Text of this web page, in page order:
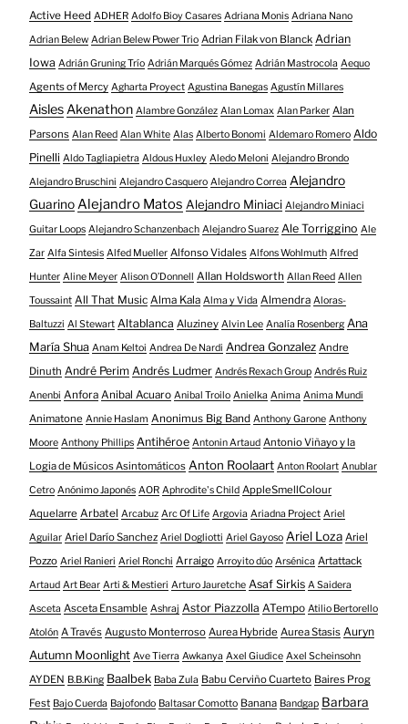
Active Heed ADHER Adolfo Bioy Casares Adriana Monis Adriana Nano
Adrian Belew Adrian Belew Power Trio Adrian Filak von Blanck Adrian
Iowa Adrián Gruning Trío Adrián Marqués Gómez Adrián Mastrocola Aequo
Agents of Mercy Agharta Proyect Agustina Banegas Agustín Millares
AislesAkenathon Alambre González Alan Lomax Alan Parker Alan
Parsons Alan Reed Alan White Alas Alberto Bonomi Aldemaro Romero Aldo
Pinelli Aldo Tagliapietra Aldous Huxley Aledo Meloni Alejandro Brondo
Alejandro Bruschini Alejandro Casquero Alejandro Correa Alejandro
GuarinoAlejandro Matos Alejandro Miniaci Alejandro Miniaci
Guitar Loops Alejandro Schanzenbach Alejandro Suarez Ale Torriggino Ale
Zar Alfa Sintesis Alfed Mueller Alfonso Vidales Alfons Wohlmuth Alfred
Hunter Aline Meyer Alison O​’​Donnell Allan Holdsworth Allan Reed Allen
Toussaint All That Music Alma Kala Alma y Vida Almendra Aloras-
Baltuzzi Al Stewart Altablanca Aluziney Alvin Lee Analía Rosenberg Ana
María Shua Anam Keltoi Andrea De Nardi Andrea Gonzalez Andre
Dinuth André Perim Andrés Ludmer Andrés Rexach Group Andrés Ruiz
Anenbi Anfora Anibal Acuaro Anibal Troilo Anielka Anima Anima Mundi
Animatone Annie Haslam Anonimus Big Band Anthony Garone Anthony
Moore Anthony Phillips Antihéroe Antonin Artaud Antonio Viñayo y la
Logia de Músicos Asintomáticos Anton Roolaart Anton Roolart Anublar
Cetro Anónimo Japonés AOR Aphrodite's Child AppleSmellColour
Aquelarre Arbatel Arcabuz Arc Of Life Argovia Ariadna Project Ariel
Aguilar Ariel Darío Sanchez Ariel Dogliotti Ariel Gayoso Ariel Loza Ariel
Pozzo Ariel Ranieri Ariel Ronchi Arraigo Arroyito dúo Arsénica Artattack
Artaud Art Bear Arti & Mestieri Arturo Jauretche Asaf Sirkis A Saidera
Asceta Asceta Ensamble Ashraj Astor Piazzolla ATempo Atilio Bertorello
Atolón A Través Augusto Monterroso Aurea Hybride Aurea Stasis Auryn
Autumn Moonlight Ave Tierra Awkanya Axel Giudice Axel Scheinsohn
AYDEN B.B.King Baalbek Baba Zula Babu Cerviño Cuarteto Baires Prog
Fest Bajo Cuerda Bajofondo Baltasar Comotto Banana Bandgap Barbara